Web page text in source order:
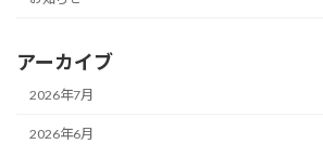
アーカイブ
2026年7月
2026年6月